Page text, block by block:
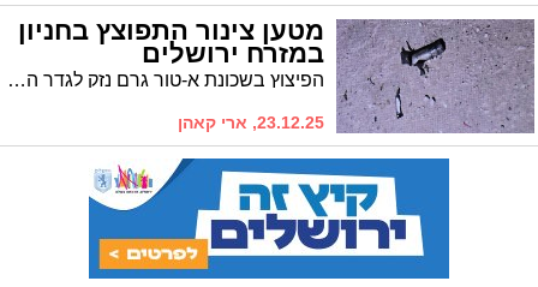
מטען צינור התפוצץ בחניון
במזרח ירושלים
הפיצוץ בשכונת א-טור גרם נזק לגדר המתחם • לאחרונה אותרו שני החשודים
23.12.25, ארי קאהן